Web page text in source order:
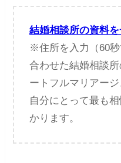
結婚相談所の資料
※住所を入力（60
合わせた結婚相談
ートフルマリアージ
自分にとって最も
かります。